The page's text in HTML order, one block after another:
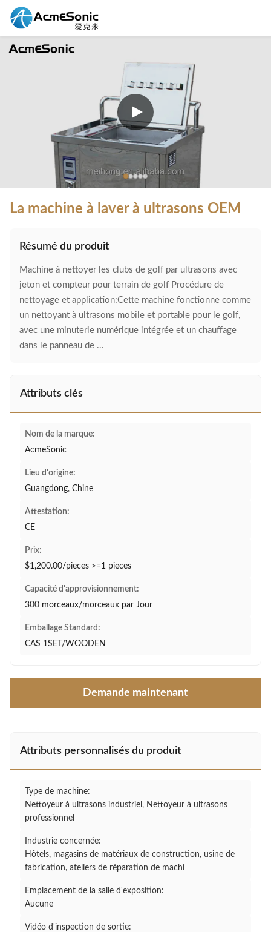
La machine à laver à ultrasons OEM
Résumé du produit
Machine à nettoyer les clubs de golf par ultrasons avec
jeton et compteur pour terrain de golf Procédure de
nettoyage et application:Cette machine fonctionne comme
un nettoyant à ultrasons mobile et portable pour le golf,
avec une minuterie numérique intégrée et un chauffage
dans le panneau de ...
Attributs clés
Nom de la marque:
AcmeSonic
Lieu d'origine:
Guangdong, Chine
Attestation:
CE
Prix:
$1,200.00/pieces >=1 pieces
Capacité d'approvisionnement:
300 morceaux/morceaux par Jour
Emballage Standard:
CAS 1SET/WOODEN
Demande maintenant
Attributs personnalisés du produit
Type de machine:
Nettoyeur à ultrasons industriel, Nettoyeur à ultrasons
professionnel
Industrie concernée:
Hôtels, magasins de matériaux de construction, usine de
fabrication, ateliers de réparation de machi
Emplacement de la salle d'exposition:
Aucune
Vidéo d'inspection de sortie: